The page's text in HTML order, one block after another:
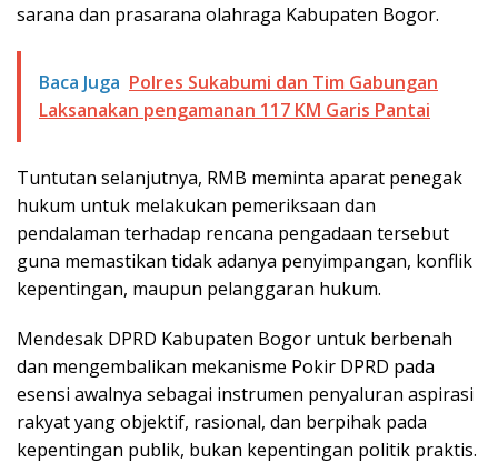
sarana dan prasarana olahraga Kabupaten Bogor.
Baca Juga Polres Sukabumi dan Tim Gabungan
Laksanakan pengamanan 117 KM Garis Pantai
Tuntutan selanjutnya, RMB meminta aparat penegak
hukum untuk melakukan pemeriksaan dan
pendalaman terhadap rencana pengadaan tersebut
guna memastikan tidak adanya penyimpangan, konflik
kepentingan, maupun pelanggaran hukum.
Mendesak DPRD Kabupaten Bogor untuk berbenah
dan mengembalikan mekanisme Pokir DPRD pada
esensi awalnya sebagai instrumen penyaluran aspirasi
rakyat yang objektif, rasional, dan berpihak pada
kepentingan publik, bukan kepentingan politik praktis.